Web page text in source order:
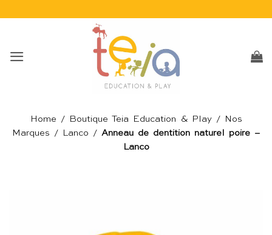
Home / Boutique Teia Education & Play/
Nos
Marques / Lanco / Anneau de dentition naturel poire –
Lanco